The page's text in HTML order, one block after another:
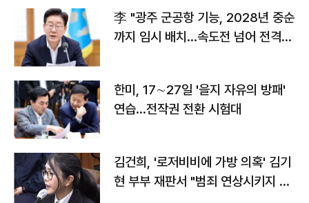
李 "광주 군공항 기능, 2028년 중순
까지 임시 배치…속도전 넘어 전격
한미, 17∼27일 '을지 자유의 방패'
연습…전작권 전환 시험대
김건희, '로저비비에 가방 의혹' 김기
현 부부 재판서 "범죄 연상시키지 말